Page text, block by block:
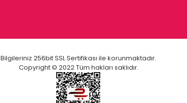
Bilgileriniz 256bit SSL Sertifikası ile korunmaktadır.
Copyright © 2022 Tüm hakları saklıdır.